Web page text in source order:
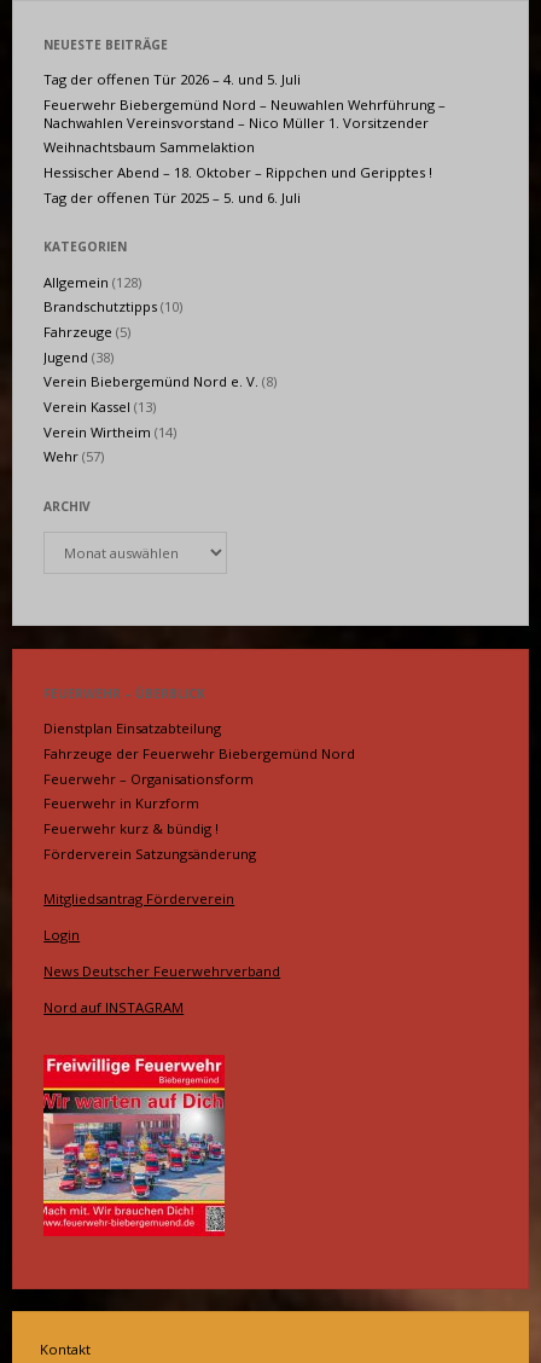
NEUESTE BEITRÄGE
Tag der offenen Tür 2026 – 4. und 5. Juli
Feuerwehr Biebergemünd Nord – Neuwahlen Wehrführung –
Nachwahlen Vereinsvorstand – Nico Müller 1. Vorsitzender
Weihnachtsbaum Sammelaktion
Hessischer Abend – 18. Oktober – Rippchen und Geripptes !
Tag der offenen Tür 2025 – 5. und 6. Juli
KATEGORIEN
Allgemein (128)
Brandschutztipps (10)
Fahrzeuge (5)
Jugend (38)
Verein Biebergemünd Nord e. V. (8)
Verein Kassel (13)
Verein Wirtheim (14)
Wehr (57)
ARCHIV
FEUERWEHR – ÜBERBLICK
Dienstplan Einsatzabteilung
Fahrzeuge der Feuerwehr Biebergemünd Nord
Feuerwehr – Organisationsform
Feuerwehr in Kurzform
Feuerwehr kurz & bündig !
Förderverein Satzungsänderung
Mitgliedsantrag Förderverein
Login
News Deutscher Feuerwehrverband
Nord auf INSTAGRAM
Kontakt